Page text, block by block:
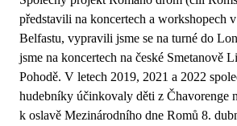
představili na koncertech a workshopech
Belfastu, vypravili jsme se na turné do
jsme na koncertech na české Smetanově
Pohodě. V letech 2019, 2021 a 2022
hudebníky účinkovaly děti z Čhavorenge
k oslavě Mezinárodního dne Romů 8.